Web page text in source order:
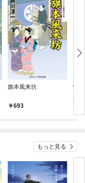
旗本風来坊
693
慟
もっと見る